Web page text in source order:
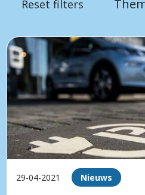
Reset filters
29-04-2021 Nieuws